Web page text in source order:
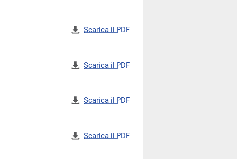
Scarica il PDF
Scarica il PDF
Scarica il PDF
Scarica il PDF